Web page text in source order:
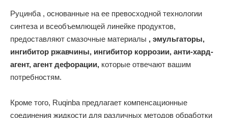
Руцинба , основанные на ее превосходной технологии
синтеза и всеобъемлющей линейке продуктов,
предоставляют смазочные материалы , эмульгаторы,
ингибитор ржавчины, ингибитор коррозии, анти-хард-
агент, агент дефорации, которые отвечают вашим
потребностям.
Кроме того, Ruqinba предлагает компенсационные
соединения жидкости для различных методов обработки